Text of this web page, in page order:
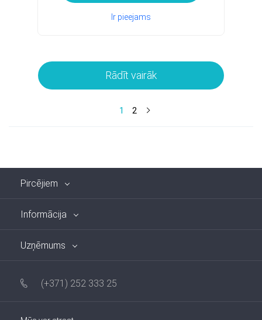
Ir pieejams
Rādīt vairāk
1 2
Pircējiem
Informācija
Uzņēmums
(+371) 252 333 25